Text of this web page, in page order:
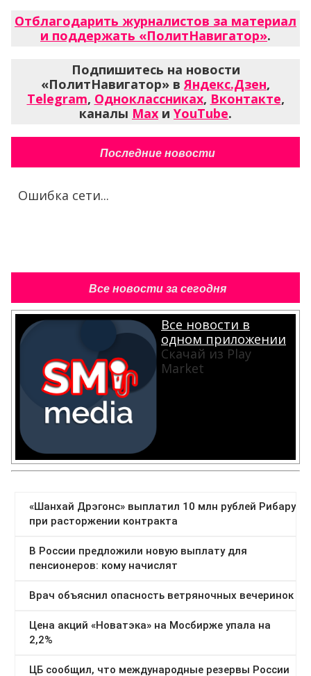
Отблагодарить журналистов за материал
и поддержать «ПолитНавигатор».
Подпишитесь на новости
«ПолитНавигатор» вЯндекс.Дзен,
Telegram, Одноклассниках, Вконтакте,
каналы Max и YouTube.
Последние новости
Ошибка сети...
Все новости за сегодня
Все новости в
одном приложении
Скачай из Play
Market